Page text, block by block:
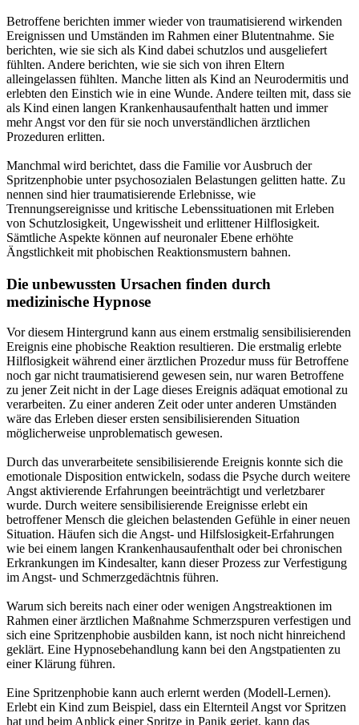
Betroffene berichten immer wieder von traumatisierend wirkenden
Ereignissen und Umständen im Rahmen einer Blutentnahme. Sie
berichten, wie sie sich als Kind dabei schutzlos und ausgeliefert
fühlten. Andere berichten, wie sie sich von ihren Eltern
alleingelassen fühlten. Manche litten als Kind an Neurodermitis und
erlebten den Einstich wie in eine Wunde. Andere teilten mit, dass sie
als Kind einen langen Krankenhausaufenthalt hatten und immer
mehr Angst vor den für sie noch unverständlichen ärztlichen
Prozeduren erlitten.
Manchmal wird berichtet, dass die Familie vor Ausbruch der
Spritzenphobie unter psychosozialen Belastungen gelitten hatte. Zu
nennen sind hier traumatisierende Erlebnisse, wie
Trennungsereignisse und kritische Lebenssituationen mit Erleben
von Schutzlosigkeit, Ungewissheit und erlittener Hilflosigkeit.
Sämtliche Aspekte können auf neuronaler Ebene erhöhte
Ängstlichkeit mit phobischen Reaktionsmustern bahnen.
Die unbewussten Ursachen finden durch
medizinische Hypnose
Vor diesem Hintergrund kann aus einem erstmalig sensibilisierenden
Ereignis eine phobische Reaktion resultieren. Die erstmalig erlebte
Hilflosigkeit während einer ärztlichen Prozedur muss für Betroffene
noch gar nicht traumatisierend gewesen sein, nur waren Betroffene
zu jener Zeit nicht in der Lage dieses Ereignis adäquat emotional zu
verarbeiten. Zu einer anderen Zeit oder unter anderen Umständen
wäre das Erleben dieser ersten sensibilisierenden Situation
möglicherweise unproblematisch gewesen.
Durch das unverarbeitete sensibilisierende Ereignis konnte sich die
emotionale Disposition entwickeln, sodass die Psyche durch weitere
Angst aktivierende Erfahrungen beeinträchtigt und verletzbarer
wurde. Durch weitere sensibilisierende Ereignisse erlebt ein
betroffener Mensch die gleichen belastenden Gefühle in einer neuen
Situation. Häufen sich die Angst- und Hilfslosigkeit-Erfahrungen
wie bei einem langen Krankenhausaufenthalt oder bei chronischen
Erkrankungen im Kindesalter, kann dieser Prozess zur Verfestigung
im Angst- und Schmerzgedächtnis führen.
Warum sich bereits nach einer oder wenigen Angstreaktionen im
Rahmen einer ärztlichen Maßnahme Schmerzspuren verfestigen und
sich eine Spritzenphobie ausbilden kann, ist noch nicht hinreichend
geklärt. Eine Hypnosebehandlung kann bei den Angstpatienten zu
einer Klärung führen.
Eine Spritzenphobie kann auch erlernt werden (Modell-Lernen).
Erlebt ein Kind zum Beispiel, dass ein Elternteil Angst vor Spritzen
hat und beim Anblick einer Spritze in Panik geriet, kann das